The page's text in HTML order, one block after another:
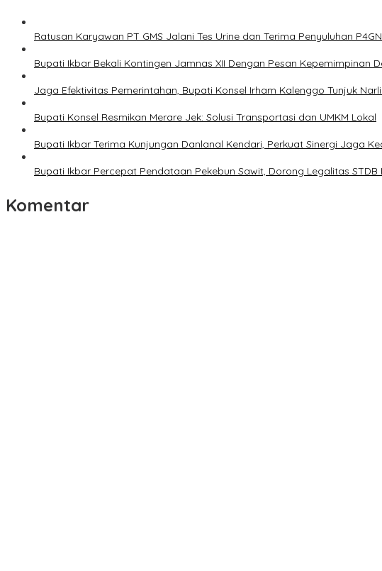
Ratusan Karyawan PT GMS Jalani Tes Urine dan Terima Penyuluhan
Bupati Ikbar Bekali Kontingen Jamnas XII Dengan Pesan Kepemimpinan
Jaga Efektivitas Pemerintahan, Bupati Konsel Irham Kalenggo Tunjuk
Bupati Konsel Resmikan Merare Jek: Solusi Transportasi dan UMKM Lokal
Bupati Ikbar Terima Kunjungan Danlanal Kendari, Perkuat Sinergi Jaga
Bupati Ikbar Percepat Pendataan Pekebun Sawit, Dorong Legalitas
Komentar